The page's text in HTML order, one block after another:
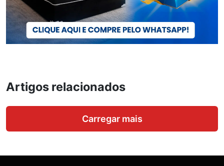
Artigos relacionados
Carregar mais